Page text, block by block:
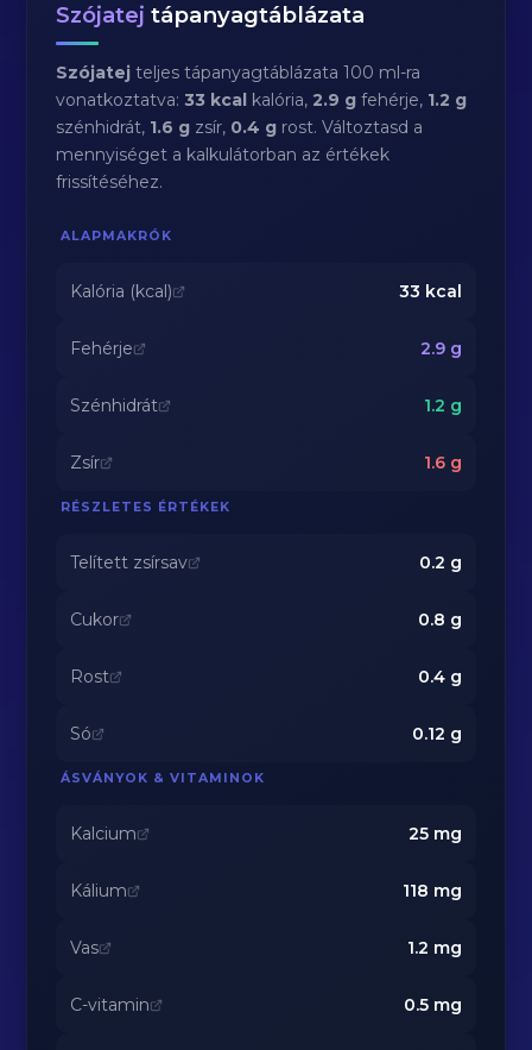
Szójatej tápanyagtáblázata
Szójatej teljes tápanyagtáblázata 100 ml-ra
vonatkoztatva:33 kcal kalória,2.9 g fehérje, 1.2 g
szénhidrát, 1.6 g zsír, 0.4 g rost. Változtasd a
mennyiséget a kalkulátorban az értékek
frissítéséhez.
ALAPMAKRÓK
Kalória (kcal) 33 kcal
Fehérje 2.9g
Szénhidrát 1.2 g
Zsír 1.6g
RÉSZLETES ÉRTÉKEK
Telített zsírsav 0.2 g
Cukor 0.8 g
Rost 0.4g
Só 0.12 g
ÁSVÁNYOK & VITAMINOK
Kalcium 25mg
Kálium 118 mg
Vas 1.2 mg
C-vitamin 0.5mg